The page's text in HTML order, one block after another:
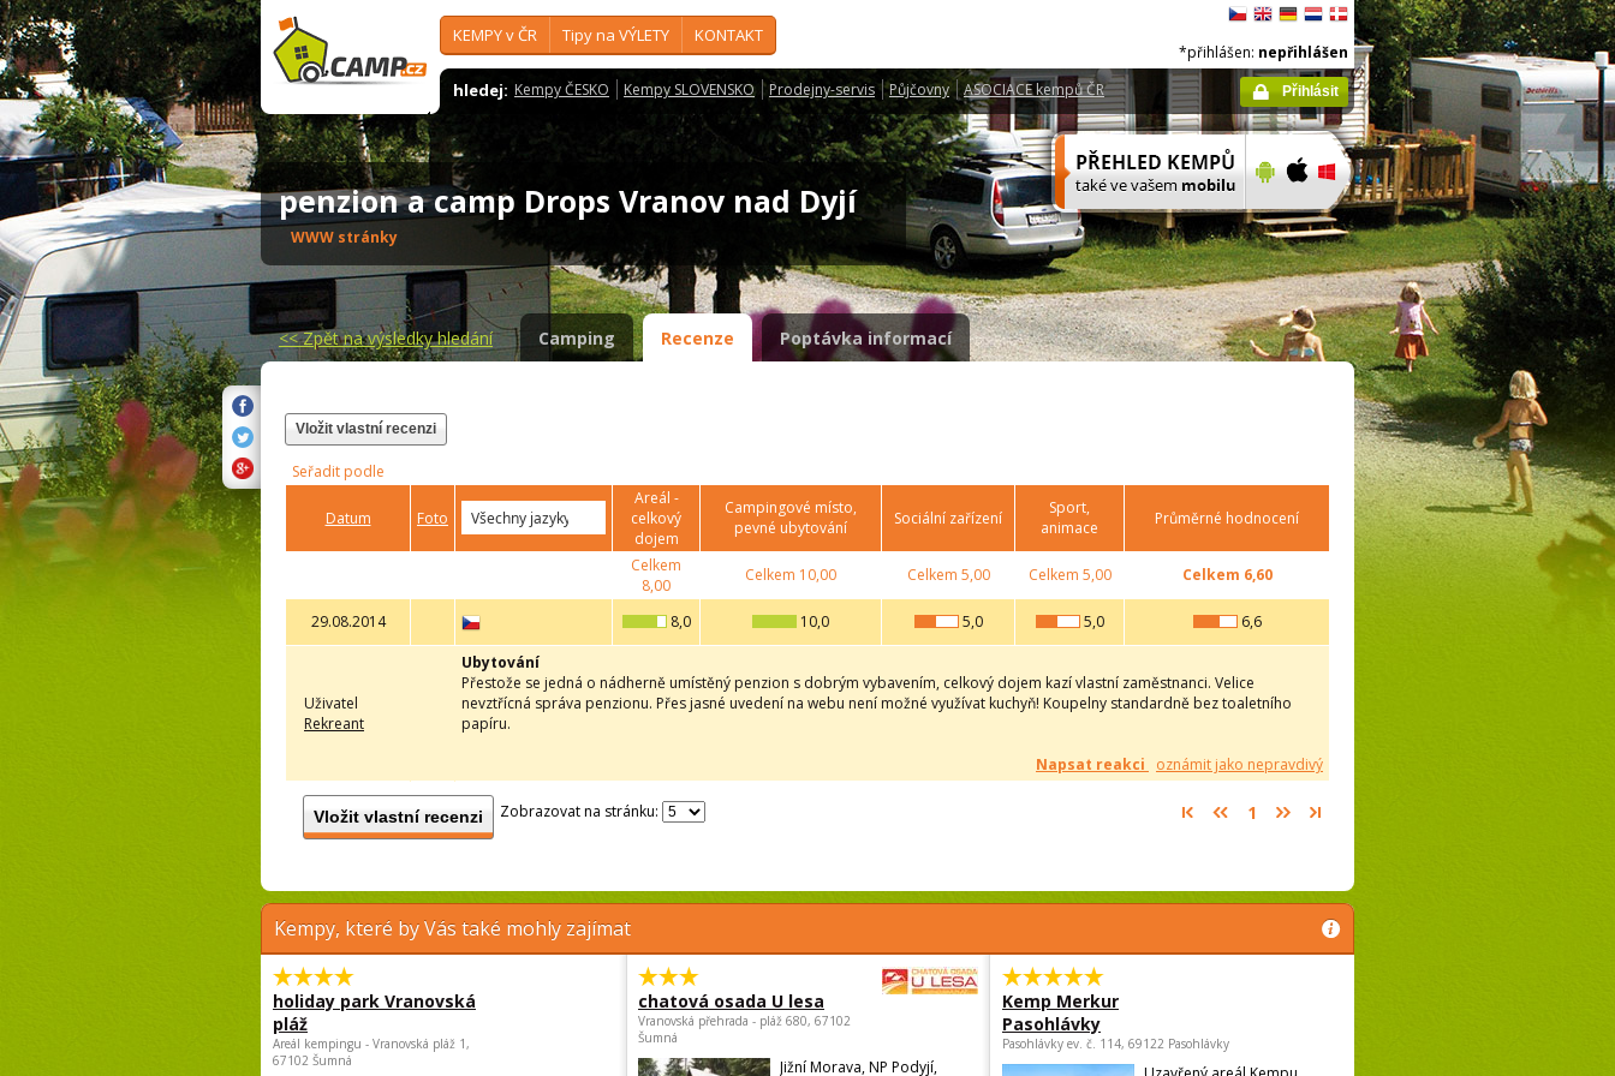
KEMPY v ČR Tipy na VÝLETY KONTAKT
hledej: Kempy ČESKO Kempy SLOVENSKO Prodejny-servis Půjčovny ASOCIACE kempů ČR
*přihlášen: nepřihlášen
Přihlásit
penzion a camp Drops Vranov nad Dyjí
WWW stránky
<<Zpět na výsledky hledání Camping Recenze Poptávka informací
Vložit vlastní recenzi
Seřadit podle
Datum Foto
Areál -
celkový
dojem
Campingové místo,
pevné ubytování
Sociální zařízení
Sport,
animace
Průměrné hodnocení
Celkem
8,00
Celkem 10,00 Celkem 5,00 Celkem 5,00 Celkem 6,60
29.08.2014 8,0 10,0 5,0 5,0 6,6
Uživatel
Rekreant
Ubytování
Přestože se jedná o nádherně umístěný penzion s dobrým vybavením, celkový dojem kazí vlastní zaměstnanci. Velice
nevztřícná správa penzionu. Přes jasné uvedení na webu není možné využívat kuchyň! Koupelny standardně bez toaletního
papíru.
Napsat reakci
oznámit jako nepravdivý
Vložit vlastní recenzi Zobrazovat na stránku: 1
Kempy, které by Vás také mohly zajímat
holiday park Vranovská
pláž
Areál kempingu - Vranovská pláž 1,
67102 Šumná
chatová osada U lesa
Vranovská přehrada - pláž 680, 67102
Šumná
Jižní Morava, NP Podyjí,
Kemp Merkur
Pasohlávky
Pasohlávky ev. č. 114, 69122 Pasohlávky